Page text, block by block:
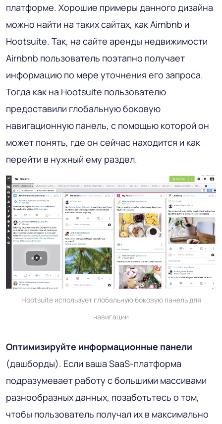
платформе. Хорошие примеры данного дизайна
можно найти на таких сайтах, как Airnbnb и
Hootsuite. Так, на сайте аренды недвижимости
Airnbnb пользователь поэтапно получает
информацию по мере уточнения его запроса.
Тогда как на Hootsuite пользователю
предоставили глобальную боковую
навигационную панель, с помощью которой он
может понять, где он сейчас находится и как
перейти в нужный ему раздел.
Hootsuite использует глобальную боковую панель для
навигации
Оптимизируйте информационные панели
(дашборды). Если ваша SaaS-платформа
подразумевает работу с большими массивами
разнообразных данных, позаботьтесь о том,
чтобы пользователь получал их в максимально